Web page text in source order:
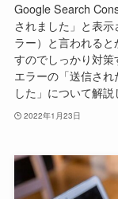
Google Search
されました」と表
ラー）と言われる
すのでしっかり対
エラーの「送信さ
した」について解説
2022年1月23日